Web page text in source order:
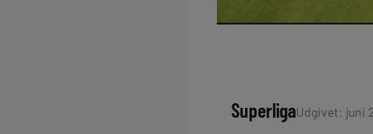
SuperligaUdgivet: juni